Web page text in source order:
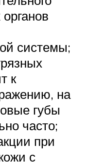
системы;
к
на
губы
часто;
при
с